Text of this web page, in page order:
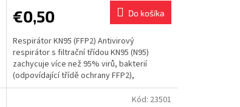
€0,50 Do košíka
Respirátor KN95 (FFP2) Antivirový
respirátor s filtrační třídou KN95 (N95)
zachycuje více než 95% virů, bakterií
(odpovídající třídě ochrany FFP2),
prachových, pylových i...
Kód: 23501